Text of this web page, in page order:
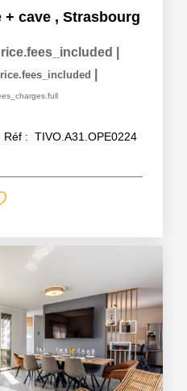
+ cave , Strasbourg
Réf : TIVO.A31.OPE0224